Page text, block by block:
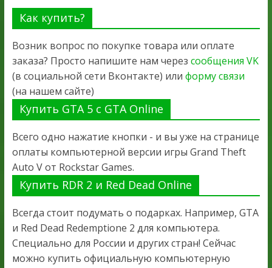
Как купить?
Возник вопрос по покупке товара или оплате
заказа? Просто напишите нам через сообщения VK
(в социальной сети Вконтакте) или форму связи
(на нашем сайте)
Купить GTA 5 с GTA Online
Всего одно нажатие кнопки - и вы уже на странице
оплаты компьютерной версии игры Grand Theft
Auto V от Rockstar Games.
Купить RDR 2 и Red Dead Online
Всегда стоит подумать о подарках. Например, GTA
и Red Dead Redemptione 2 для компьютера.
Специально для России и других стран! Сейчас
можно купить официальную компьютерную